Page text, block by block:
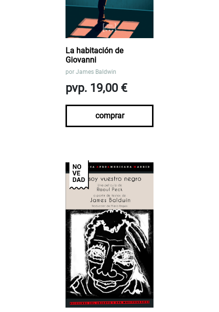
La habitación de
Giovanni
por James Baldwin
pvp. 19,00 €
comprar